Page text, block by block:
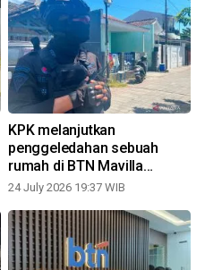
KPK melanjutkan
penggeledahan sebuah
rumah di BTN Mavilla
Lombar
24 July 2026 19:37 WIB